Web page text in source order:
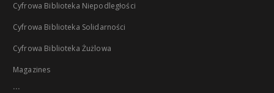
Cyfrowa Biblioteka Niepodległości
Cyfrowa Biblioteka Solidarności
Cyfrowa Biblioteka Żużlowa
Magazines
...